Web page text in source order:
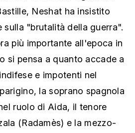
Neshat ha insistito
sulla "brutalità della guerra".
più importante all'epoca in
si pensa a quanto accade a
e impotenti nel
la soprano spagnola
ruolo di Aida, il tenore
(Radamès) e la mezzo-